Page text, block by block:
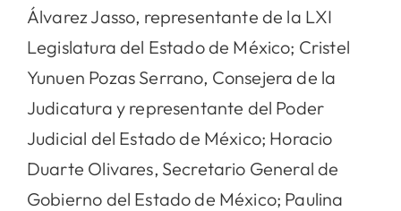
Álvarez Jasso, representante de la LXI
Legislatura del Estado de México; Cristel
Yunuen Pozas Serrano, Consejera de la
Judicatura y representante del Poder
Judicial del Estado de México; Horacio
Duarte Olivares, Secretario General de
Gobierno del Estado de México; Paulina